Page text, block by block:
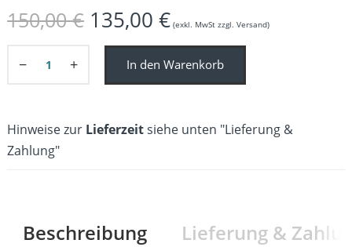
150,00€ Ursprünglicher
Preis
war:
150,00 €
135,00€Aktueller
Preis
ist:
135,00 €.
(exkl. MwSt zzgl. Versand)
+
− In den Warenkorb
Hinweise zur Lieferzeitsiehe unten "Lieferung &
Zahlung"
Beschreibung Lieferung &